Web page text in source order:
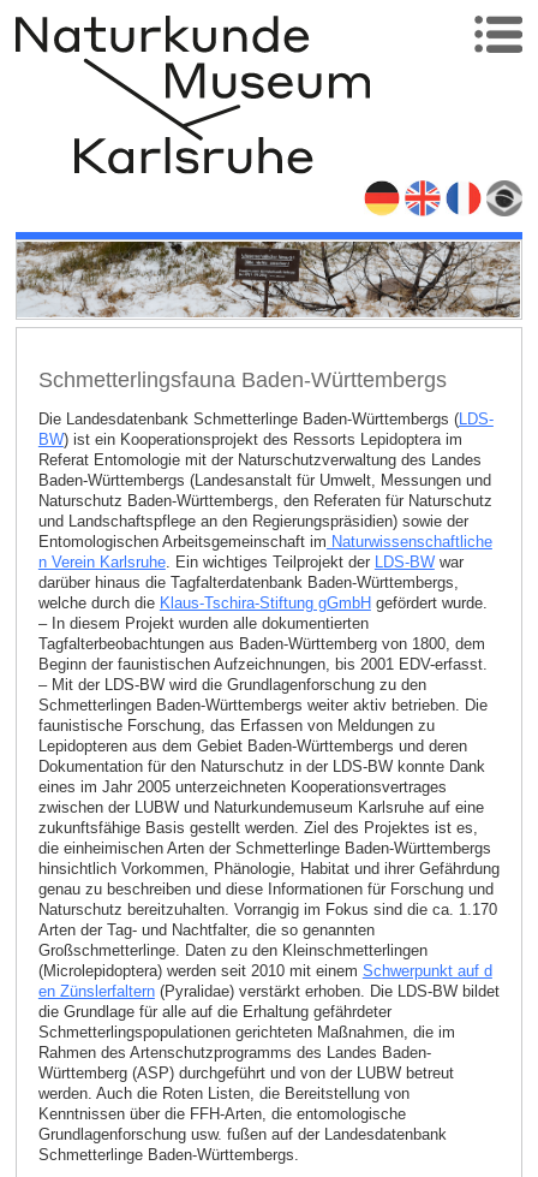
Schmetterlingsfauna Baden-Württembergs
Die Landesdatenbank Schmetterlinge Baden-Württembergs (LDS-
BW) ist ein Kooperationsprojekt des Ressorts Lepidoptera im
Referat Entomologie mit der Naturschutzverwaltung des Landes
Baden-Württembergs (Landesanstalt für Umwelt, Messungen und
Naturschutz Baden-Württembergs, den Referaten für Naturschutz
und Landschaftspflege an den Regierungspräsidien) sowie der
Entomologischen Arbeitsgemeinschaft im Naturwissenschaftliche
n Verein Karlsruhe. Ein wichtiges Teilprojekt der LDS-BWwar
darüber hinaus die Tagfalterdatenbank Baden-Württembergs,
welche durch die Klaus-Tschira-Stiftung gGmbH gefördert wurde.
– In diesem Projekt wurden alle dokumentierten
Tagfalterbeobachtungen aus Baden-Württemberg von 1800, dem
Beginn der faunistischen Aufzeichnungen, bis 2001 EDV-erfasst.
– Mit der LDS-BW wird die Grundlagenforschung zu den
Schmetterlingen Baden-Württembergs weiter aktiv betrieben. Die
faunistische Forschung, das Erfassen von Meldungen zu
Lepidopteren aus dem Gebiet Baden-Württembergs und deren
Dokumentation für den Naturschutz in der LDS-BW konnte Dank
eines im Jahr 2005 unterzeichneten Kooperationsvertrages
zwischen der LUBW und Naturkundemuseum Karlsruhe auf eine
zukunftsfähige Basis gestellt werden. Ziel des Projektes ist es,
die einheimischen Arten der Schmetterlinge Baden-Württembergs
hinsichtlich Vorkommen, Phänologie, Habitat und ihrer Gefährdung
genau zu beschreiben und diese Informationen für Forschung und
Naturschutz bereitzuhalten. Vorrangig im Fokus sind die ca. 1.170
Arten der Tag- und Nachtfalter, die so genannten
Großschmetterlinge. Daten zu den Kleinschmetterlingen
(Microlepidoptera) werden seit 2010 mit einem Schwerpunkt auf d
en Zünslerfaltern(Pyralidae) verstärkt erhoben. Die LDS-BW bildet
die Grundlage für alle auf die Erhaltung gefährdeter
Schmetterlingspopulationen gerichteten Maßnahmen, die im
Rahmen des Artenschutzprogramms des Landes Baden-
Württemberg (ASP) durchgeführt und von der LUBW betreut
werden. Auch die Roten Listen, die Bereitstellung von
Kenntnissen über die FFH-Arten, die entomologische
Grundlagenforschung usw. fußen auf der Landesdatenbank
Schmetterlinge Baden-Württembergs.